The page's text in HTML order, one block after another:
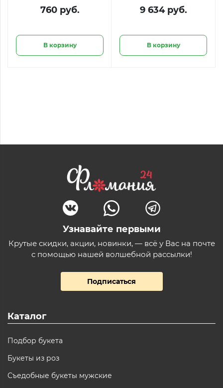
760 руб.
В корзину
будет сочно»
9 634 руб.
В корзину
Узнавайте первыми
Крутые скидки, акции, новинки, — всё у Вас на почте
с помощью нашей волшебной рассылки!
Подписаться
Каталог
Подбор букета
Букеты из роз
Съедобные букеты мужские